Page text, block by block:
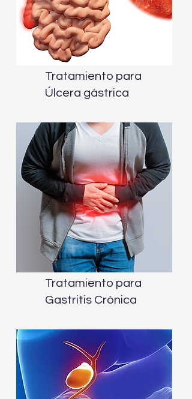
Tratamiento para
Úlcera gástrica
Tratamiento para
Gastritis Crónica